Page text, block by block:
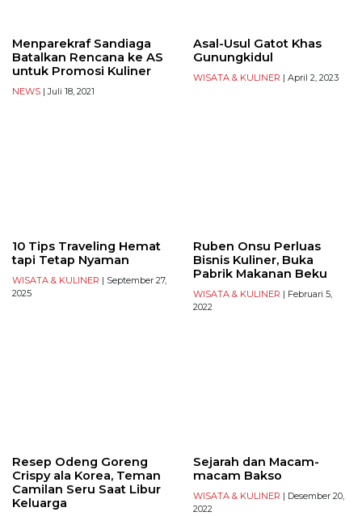
Menparekraf Sandiaga
Batalkan Rencana ke AS
untuk Promosi Kuliner
NEWS | Juli 18, 2021
Asal-Usul Gatot Khas
Gunungkidul
WISATA & KULINER | April 2, 2023
10 Tips Traveling Hemat
tapi Tetap Nyaman
WISATA & KULINER | September 27,
2025
Ruben Onsu Perluas
Bisnis Kuliner, Buka
Pabrik Makanan Beku
WISATA & KULINER | Februari 5,
2022
Resep Odeng Goreng
Crispy ala Korea, Teman
Camilan Seru Saat Libur
Keluarga
Sejarah dan Macam-
macam Bakso
WISATA & KULINER | Desember 20,
2022